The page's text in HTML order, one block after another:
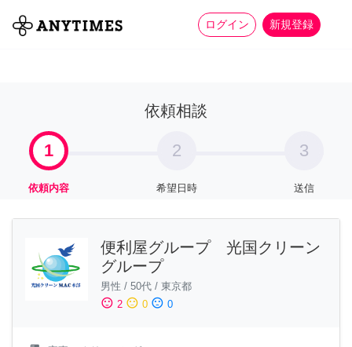
ログイン 新規登録
全て 家事 more_horiz
依頼相談
1
依頼内容
2
希望日時
3
送信
便利屋グループ 光国クリーン
グループ
男性 / 50代 / 東京都
sentiment_satisfied 2 sentiment_neutral 0 sentiment_dissatisfied 0